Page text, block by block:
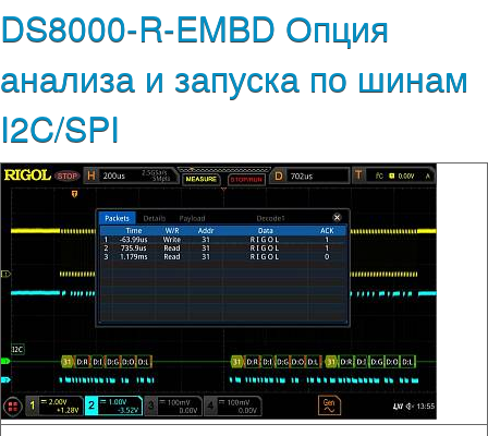
DS8000-R-EMBD Опция
анализа и запуска по шинам
I2C/SPI